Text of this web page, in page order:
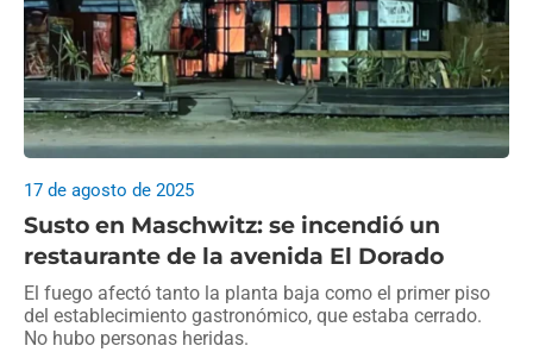
Susto en Maschwitz: se incendió un
restaurante de la avenida El Dorado
17 de agosto de 2025
El fuego afectó tanto la planta baja como el primer piso
del establecimiento gastronómico, que estaba cerrado.
No hubo personas heridas.